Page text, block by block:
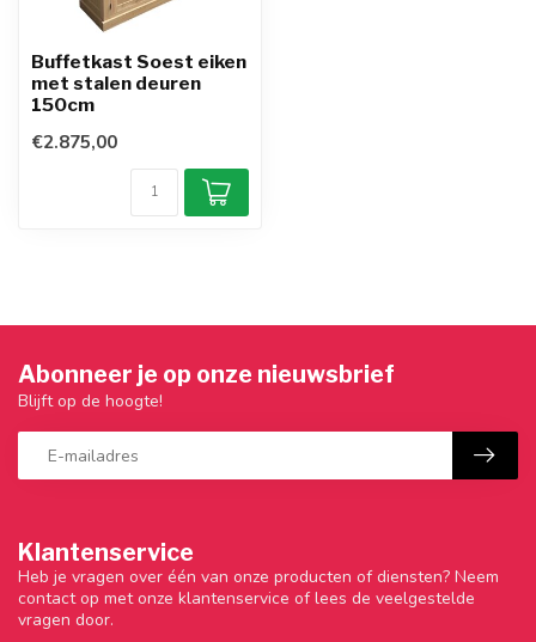
Buffetkast Soest eiken
met stalen deuren
150cm
€2.875,00
Klantenservice
Heb je vragen over één van onze producten of diensten? Neem
contact op met onze klantenservice of lees de veelgestelde
vragen door.
Abonneer je op onze nieuwsbrief
Blijft op de hoogte!